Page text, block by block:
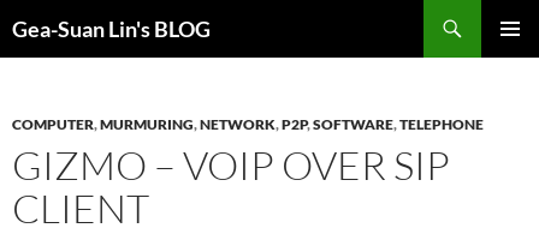
Gea-Suan Lin's BLOG
COMPUTER,MURMURING,NETWORK,P2P,SOFTWARE,TELEPHONE
GIZMO – VOIP OVER SIP
CLIENT